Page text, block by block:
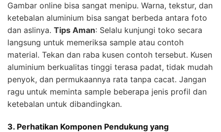
Gambar online bisa sangat menipu. Warna, tekstur, dan
ketebalan aluminium bisa sangat berbeda antara foto
dan aslinya. Tips Aman: Selalu kunjungi toko secara
langsung untuk memeriksa sample atau contoh
material. Tekan dan raba kusen contoh tersebut. Kusen
aluminium berkualitas tinggi terasa padat, tidak mudah
penyok, dan permukaannya rata tanpa cacat. Jangan
ragu untuk meminta sample beberapa jenis profil dan
ketebalan untuk dibandingkan.
3. Perhatikan Komponen Pendukung yang